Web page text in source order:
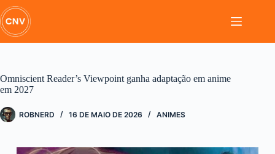
Pular
para
o
conteúdo
Omniscient Reader’s Viewpoint ganha adaptação em anime
em 2027
ROBNERD 16 DE MAIO DE 2026 ANIMES